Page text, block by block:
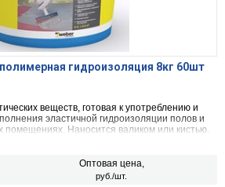
гидроизоляция 8кг 60шт
веществ, готовая к употреблению и
эластичной гидроизоляции полов и
помещениях. Наносится валиком или кистью.
Оптовая цена,
руб./шт.